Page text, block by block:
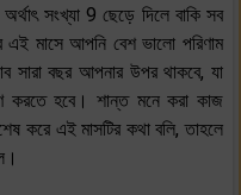
সংখ্যা 9 ছেড়ে দিলে বাকি সব
মাসে আপনি বেশ ভালো পরিণাম
সারা বছর আপনার উপর থাকবে, যা
করতে হবে। শান্ত মনে করা কাজ
করে এই মাসটির কথা বলি, তাহলে